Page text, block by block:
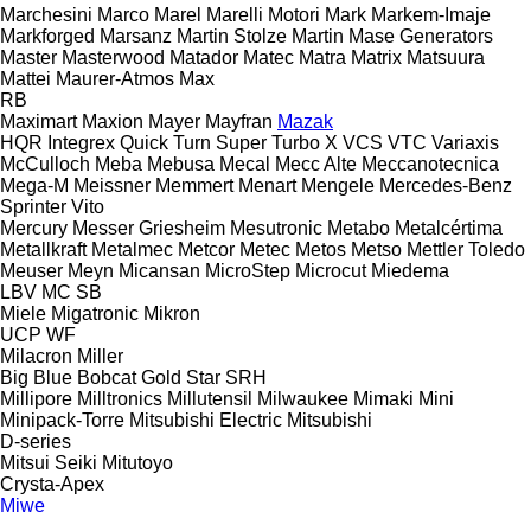
Marchesini Marco Marel Marelli Motori Mark Markem-Imaje
Markforged Marsanz Martin Stolze Martin Mase Generators
Master Masterwood Matador Matec Matra Matrix Matsuura
Mattei Maurer-Atmos Max
RB
Maximart Maxion Mayer Mayfran Mazak
HQR Integrex Quick Turn Super Turbo X VCS VTC Variaxis
McCulloch Meba Mebusa Mecal Mecc Alte Meccanotecnica
Mega-M Meissner Memmert Menart Mengele Mercedes-Benz
Sprinter Vito
Mercury Messer Griesheim Mesutronic Metabo Metalcértima
Metallkraft Metalmec Metcor Metec Metos Metso Mettler Toledo
Meuser Meyn Micansan MicroStep Microcut Miedema
LBV MC SB
Miele Migatronic Mikron
UCP WF
Milacron Miller
Big Blue Bobcat Gold Star SRH
Millipore Milltronics Millutensil Milwaukee Mimaki Mini
Minipack-Torre Mitsubishi Electric Mitsubishi
D-series
Mitsui Seiki Mitutoyo
Crysta-Apex
Miwe